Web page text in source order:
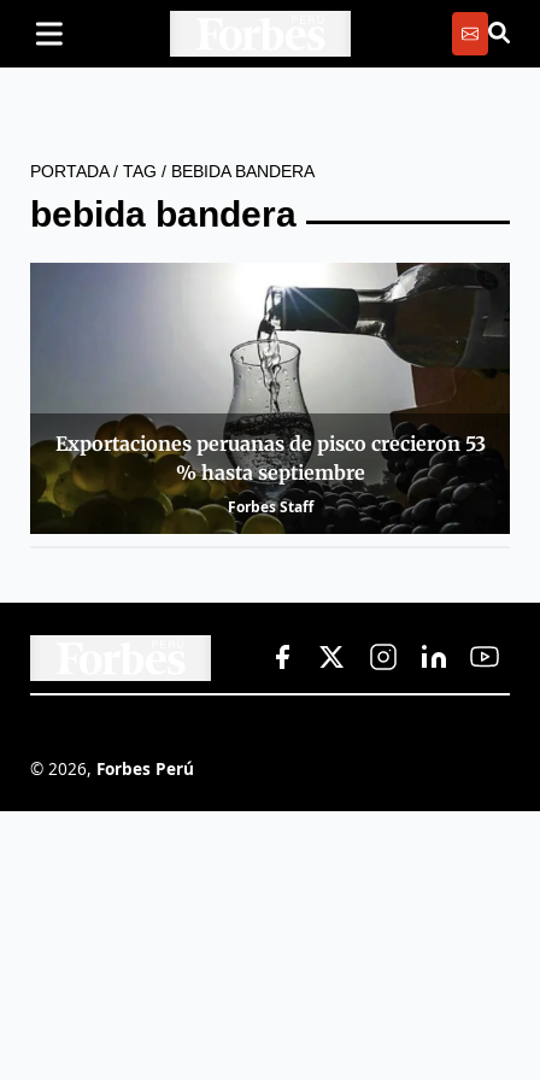
PORTADA/ TAG / BEBIDA BANDERA
bebida bandera
Exportaciones peruanas de pisco crecieron 53
% hasta septiembre
Forbes Staff
© 2026, Forbes Perú